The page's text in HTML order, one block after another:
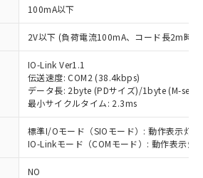
100mA以下
2V以下 (負荷電流100mA、コード長2m時)
IO-Link Ver1.1
伝送速度: COM2 (38.4kbps)
データ長: 2byte (PDサイズ)/1byte (M-
最小サイクルタイム: 2.3ms
標準I/Oモード（SIOモード）: 動作表示灯(
IO-Linkモード（COMモード）: 動作表示
NO